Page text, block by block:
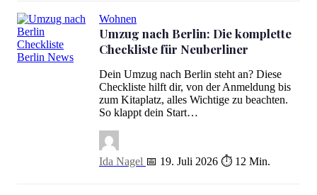
Umzug nach Berlin: Die komplette Checkliste für Neuberliner
Wohnen
Umzug nach Berlin: Die komplette
Checkliste für Neuberliner
Dein Umzug nach Berlin steht an? Diese
Checkliste hilft dir, von der Anmeldung bis
zum Kitaplatz, alles Wichtige zu beachten.
So klappt dein Start…
Ida Nagel 📅 19. Juli 2026 ⏱ 12 Min.